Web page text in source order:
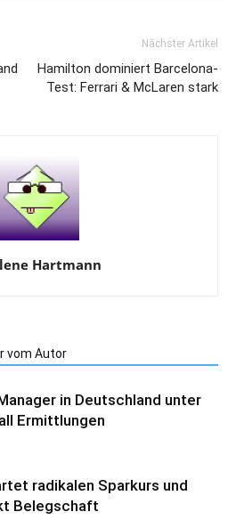
Nächster Artikel
Hamilton dominiert Barcelona-
Test: Ferrari & McLaren stark
Hartmann
vom Autor
in Deutschland unter
Ermittlungen
radikalen Sparkurs und
Belegschaft